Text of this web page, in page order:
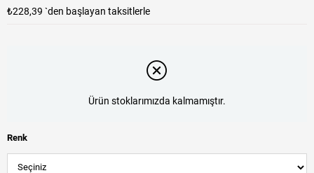
₺228,39 `den başlayan taksitlerle
Ürün stoklarımızda kalmamıştır.
Renk